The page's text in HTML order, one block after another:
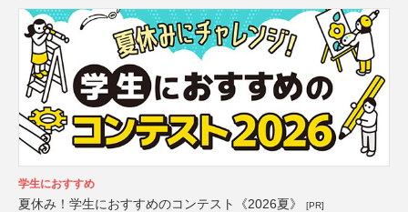
学生におすすめ
夏休み！学生におすすめのコンテスト《2026夏》 [PR]